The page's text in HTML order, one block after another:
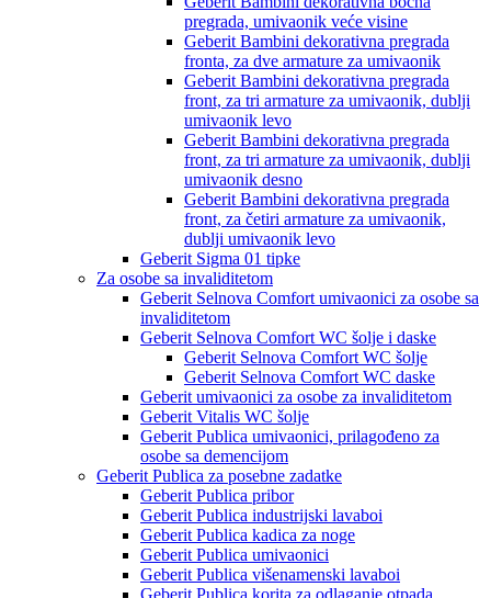
pregrada, umivaonik veće visine
Geberit Bambini dekorativna pregrada
fronta, za dve armature za umivaonik
Geberit Bambini dekorativna pregrada
front, za tri armature za umivaonik, dublji
umivaonik levo
Geberit Bambini dekorativna pregrada
front, za tri armature za umivaonik, dublji
umivaonik desno
Geberit Bambini dekorativna pregrada
front, za četiri armature za umivaonik,
dublji umivaonik levo
Geberit Sigma 01 tipke
Za osobe sa invaliditetom
Geberit Selnova Comfort umivaonici za osobe sa
invaliditetom
Geberit Selnova Comfort WC šolje i daske
Geberit Selnova Comfort WC šolje
Geberit Selnova Comfort WC daske
Geberit umivaonici za osobe za invaliditetom
Geberit Vitalis WC šolje
Geberit Publica umivaonici, prilagođeno za
osobe sa demencijom
Geberit Publica za posebne zadatke
Geberit Publica pribor
Geberit Publica industrijski lavaboi
Geberit Publica kadica za noge
Geberit Publica umivaonici
Geberit Publica višenamenski lavaboi